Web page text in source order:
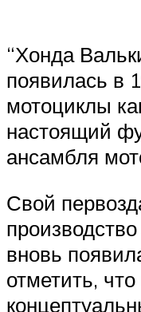
“Хонда
появилась в
мотоциклы
настоящий
ансамбля
Свой
вновь
отметить,